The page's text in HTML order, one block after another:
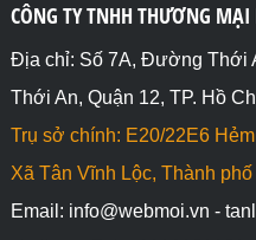
CÔNG TY TNHH THƯƠNG
Địa chỉ: Số 7A, Đường Thới
Thới An, Quận 12, TP. Hồ
Trụ sở chính: E20/22E6
Xã Tân Vĩnh Lộc, Thành
Email: info@webmoi.vn -